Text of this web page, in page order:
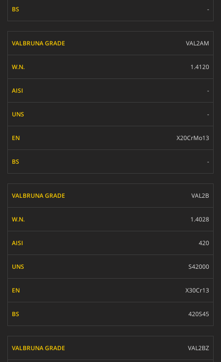
-
VAL2AM
1.4120
-
-
X20CrMo13
-
VAL2B
1.4028
420
S42000
X30Cr13
420S45
VAL2BZ